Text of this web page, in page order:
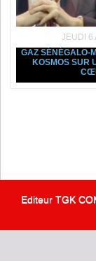
JEUDI 6
GAZ SÉNÉGALO-
KOSMOS SUR
Editeur TGK